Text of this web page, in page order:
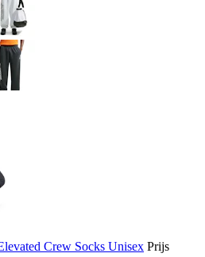
Crew Socks Unisex Prijs